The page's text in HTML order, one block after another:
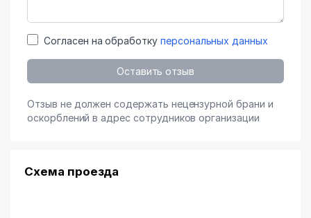
Согласен на обработку персональных данных
Оставить отзыв
Отзыв не должен содержать нецензурной брани и
оскорблений в адрес сотрудников организации
Схема проезда